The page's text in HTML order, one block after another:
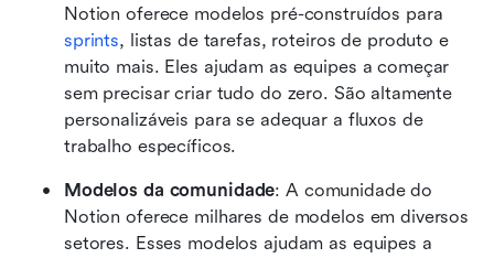
sprints, listas de tarefas, roteiros de produto e
muito mais. Eles ajudam as equipes a começar
sem precisar criar tudo do zero. São altamente
personalizáveis para se adequar a fluxos de
trabalho específicos.
Modelos da comunidade: A comunidade do
Notion oferece milhares de modelos em diversos
setores. Esses modelos ajudam as equipes a